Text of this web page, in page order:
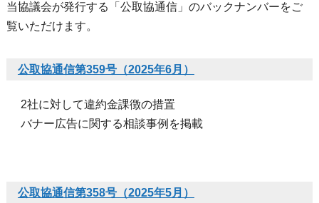
当協議会が発行する「公取協通信」のバックナンバーをご
覧いただけます。
公取協通信第359号（2025年6月）
2社に対して違約金課徴の措置
バナー広告に関する相談事例を掲載
公取協通信第358号（2025年5月）